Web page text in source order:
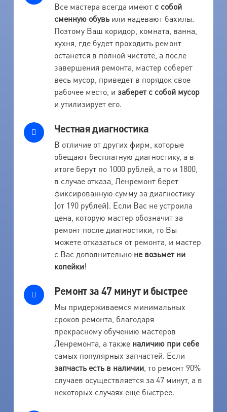
Все мастера всегда имеют с собой
сменную обувьили надевают бахилы.
Поэтому Ваш коридор, комната, ванна,
кухня, где будет проходить ремонт
останется в полной чистоте, а после
завершения ремонта, мастер соберет
весь мусор, приведет в порядок свое
рабочее место, и заберет с собой мусор
и утилизирует его.
Честная диагностика
В отличие от других фирм, которые
обещают бесплатную диагностику, а в
итоге берут по 1000 рублей, а то и 1800,
в случае отказа, Ленремонт берет
фиксированную сумму за диагностику
(от 190 рублей). Если Вас не устроила
цена, которую мастер обозначит за
ремонт после диагностики, то Вы
можете отказаться от ремонта, и мастер
с Вас дополнительно не возьмет ни
копейки!
Ремонт за 47 минут и быстрее
Мы придерживаемся минимальных
сроков ремонта, благодаря
прекрасному обучению мастеров
Ленремонта, а также наличию при себе
самых популярных запчастей. Если
запчасть есть в наличии, то ремонт 90%
случаев осуществляется за 47 минут, а в
некоторых случаях еще быстрее.